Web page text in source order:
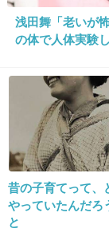
私もパーソナル
るのを真似して
ふだん節制して
30. 匿名2026/06/03(水)
>>11
体重も75㌔以上
浅田舞「老いが
の体で人体実験
昔の子育てって、
やっていたんだろ
と